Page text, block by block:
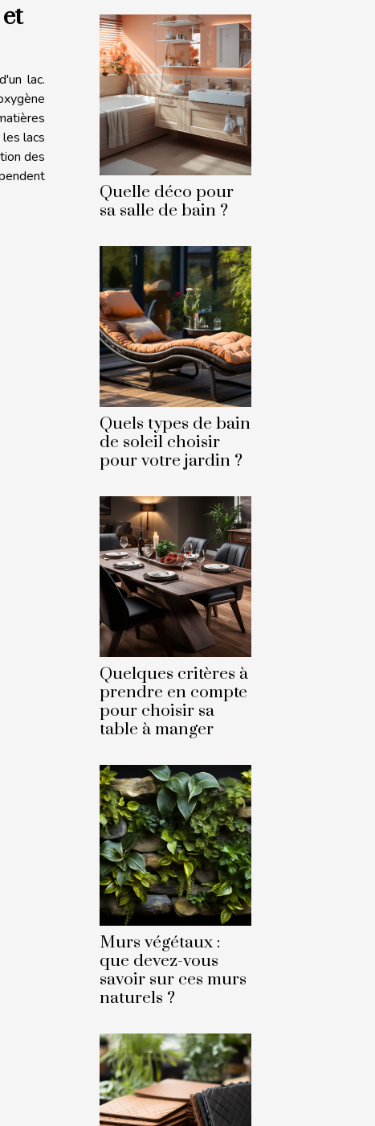
lac.
lacs
des
Quelle déco pour
sa salle de bain ?
Quels types de bain
de soleil choisir
pour votre jardin ?
Quelques critères à
prendre en compte
pour choisir sa
table à manger
Murs végétaux :
que devez-vous
savoir sur ces murs
naturels ?